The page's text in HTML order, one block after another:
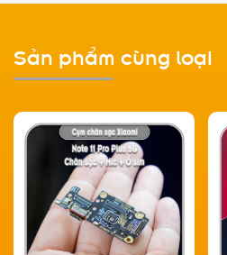
Sản phẩm cùng loại